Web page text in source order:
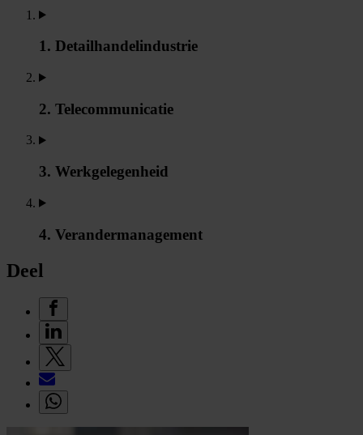
1. Detailhandelindustrie
2. Telecommunicatie
3. Werkgelegenheid
4. Verandermanagement
Deel